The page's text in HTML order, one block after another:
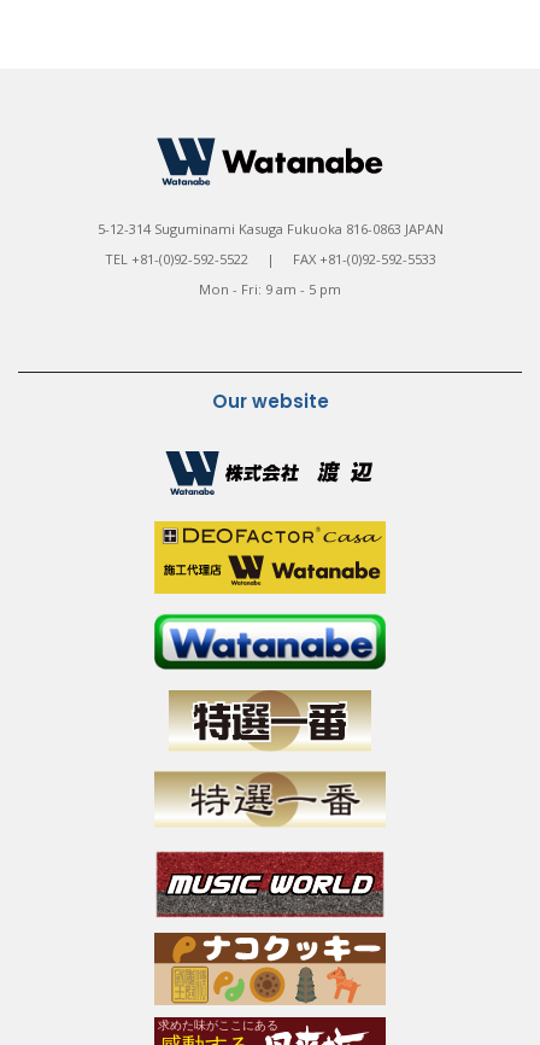
5-12-314 Suguminami Kasuga Fukuoka 816-0863 JAPAN
TEL +81-(0)92-592-5522 | FAX +81-(0)92-592-5533
Mon - Fri: 9 am - 5 pm
Our website